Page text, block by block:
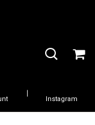
Instagram